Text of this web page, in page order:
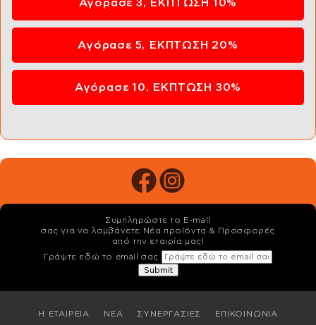
Αγόρασε 3, ΕΚΠΤΩΣΗ 10%
Αγόρασε 5, ΕΚΠΤΩΣΗ 20%
Αγόρασε 10, ΕΚΠΤΩΣΗ 30%
Συμπληρώστε το E-mail
σας για να λαμβάνετε Νέα προϊόντα & Προσφορές
από την εταιρία μας!
Γράψτε εδώ το email σας
Η ΕΤΑΙΡΕΙΑ ΝΕΑ ΣΥΝΕΡΓΑΣΙΕΣ ΕΠΙΚΟΙΝΩΝΙΑ